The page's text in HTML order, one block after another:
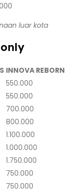
luar kota
INNOVA REBORN
550.000
550.000
700.000
800.000
1.100.000
1.000.000
1.750.000
750.000
750.000